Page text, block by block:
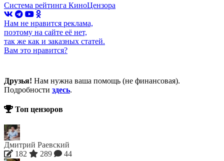
Система рейтинга КиноЦензора
Нам не нравится реклама,
поэтому на сайте её нет,
так же как и заказных статей.
Вам это нравится?
Друзья! Нам нужна ваша помощь (не финансовая).
Подробности здесь.
Топ цензоров
Дмитрий Раевский
182
289 44